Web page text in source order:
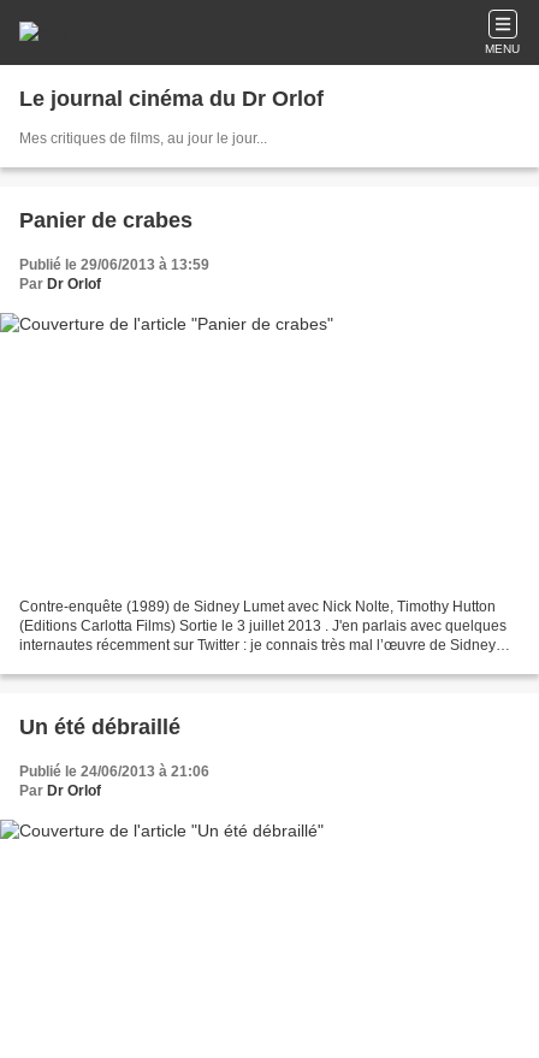
MENU
Le journal cinéma du Dr Orlof
Mes critiques de films, au jour le jour...
Panier de crabes
Publié le 29/06/2013 à 13:59
Par Dr Orlof
Contre-enquête (1989) de Sidney Lumet avec Nick Nolte, Timothy Hutton
(Editions Carlotta Films) Sortie le 3 juillet 2013 . J'en parlais avec quelques
internautes récemment sur Twitter : je connais très mal l’œuvre de Sidney
Un été débraillé
Publié le 24/06/2013 à 21:06
Par Dr Orlof